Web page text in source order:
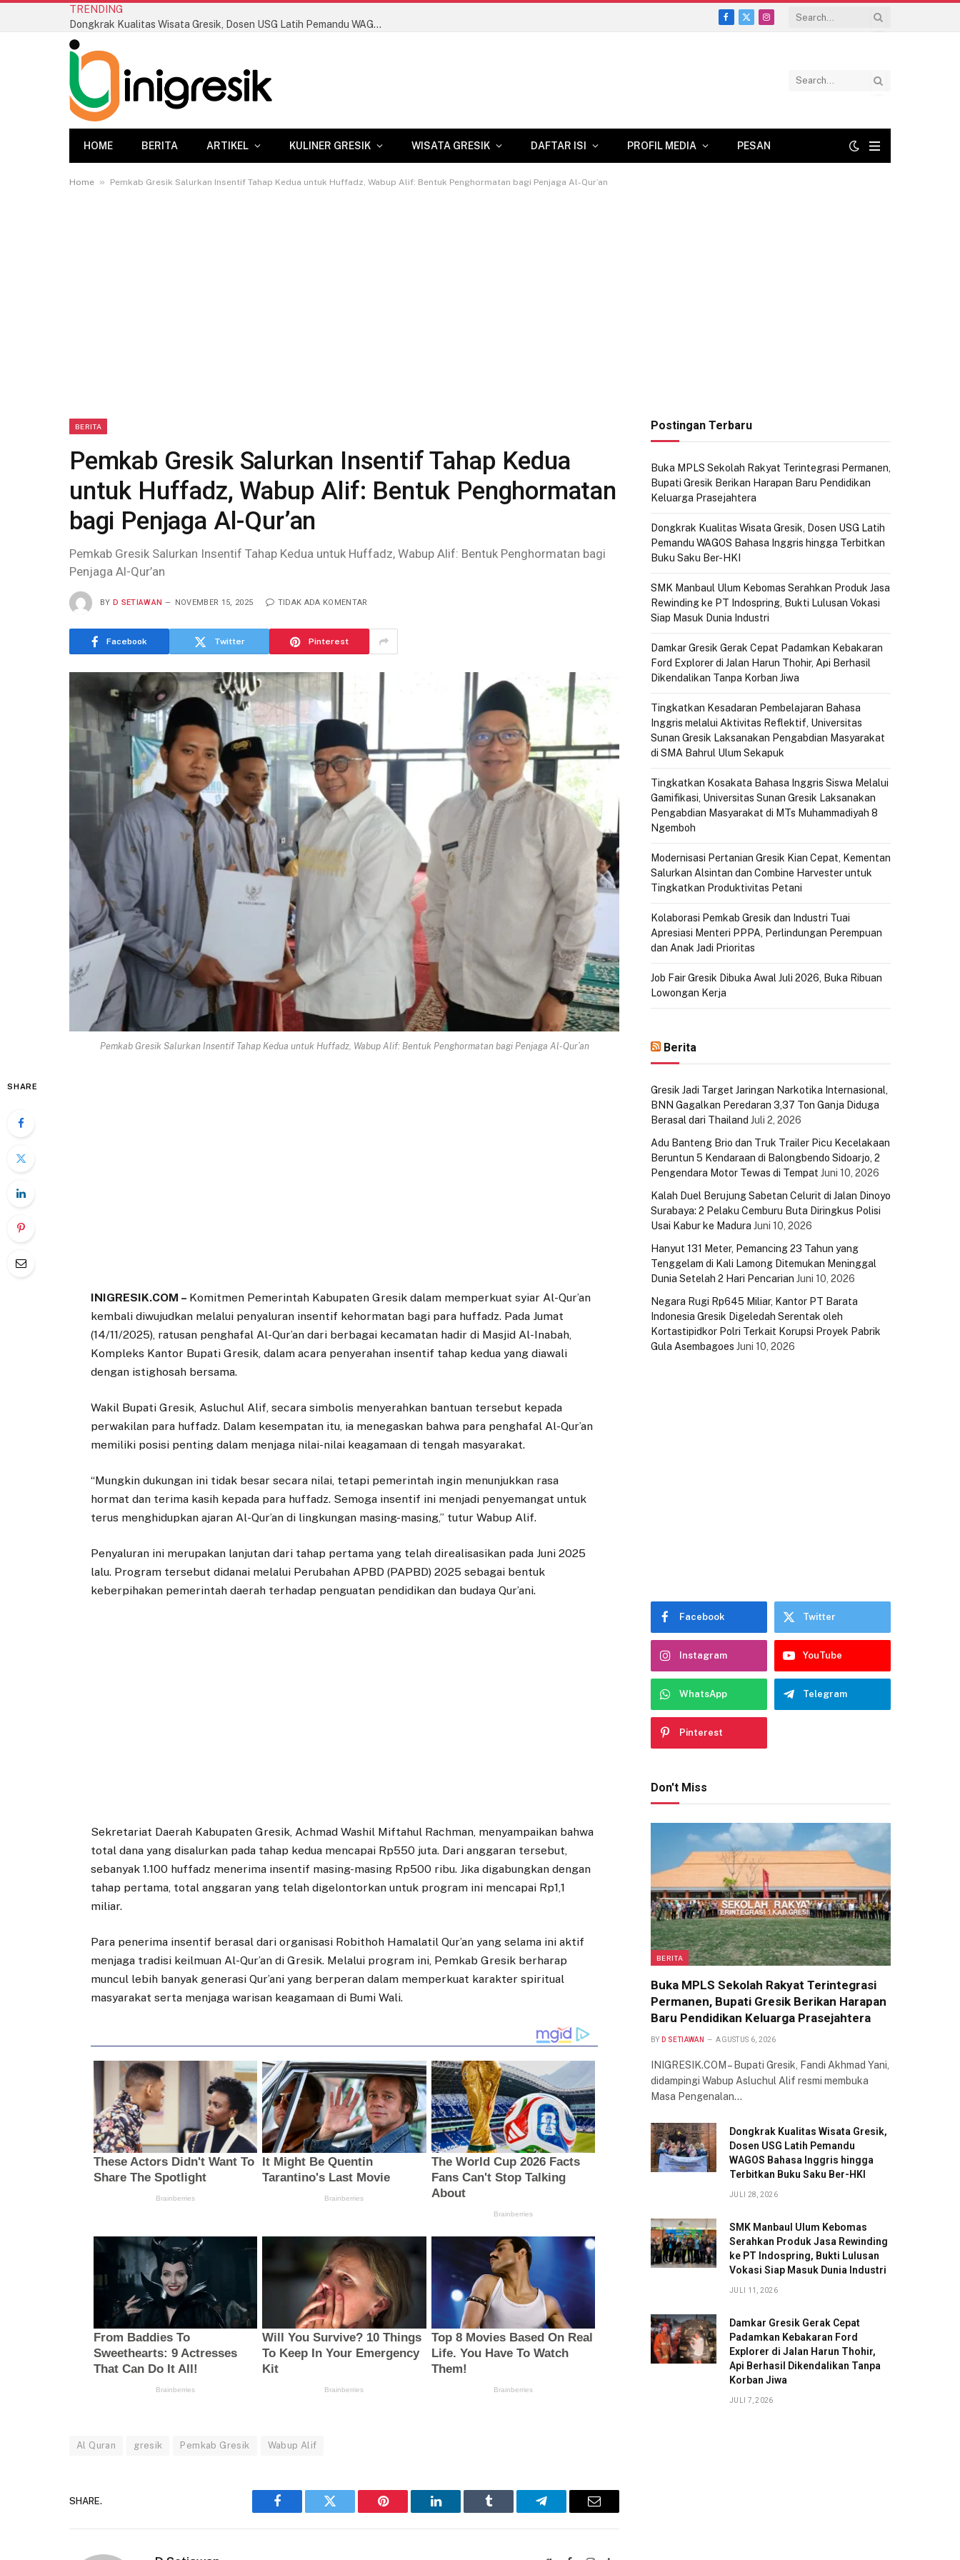
TRENDING
Dongkrak Kualitas Wisata Gresik, Dosen USG Latih Pemandu WAGOS Bahasa Inggris hingga Terbitkan Buku Saku Ber-HKI
Facebook
X
Instagram
HOME BERITA ARTIKEL KULINER GRESIK WISATA GRESIK DAFTAR ISI PROFIL MEDIA PESAN
Home » Pemkab Gresik Salurkan Insentif Tahap Kedua untuk Huffadz, Wabup Alif: Bentuk Penghormatan bagi Penjaga Al-Qur’an
BERITA
Pemkab Gresik Salurkan Insentif Tahap Kedua
untuk Huffadz, Wabup Alif: Bentuk Penghormatan
bagi Penjaga Al-Qur’an
Pemkab Gresik Salurkan Insentif Tahap Kedua untuk Huffadz, Wabup Alif: Bentuk Penghormatan bagi
Penjaga Al-Qur’an
BY D SETIAWAN NOVEMBER 15, 2025 TIDAK ADA KOMENTAR
Facebook Twitter Pinterest
Pemkab Gresik Salurkan Insentif Tahap Kedua untuk Huffadz, Wabup Alif: Bentuk Penghormatan bagi Penjaga Al-Qur’an
SHARE
INIGRESIK.COM – Komitmen Pemerintah Kabupaten Gresik dalam memperkuat syiar Al-Qur’an
kembali diwujudkan melalui penyaluran insentif kehormatan bagi para huffadz. Pada Jumat
(14/11/2025), ratusan penghafal Al-Qur’an dari berbagai kecamatan hadir di Masjid Al-Inabah,
Kompleks Kantor Bupati Gresik, dalam acara penyerahan insentif tahap kedua yang diawali
dengan istighosah bersama.
Wakil Bupati Gresik, Asluchul Alif, secara simbolis menyerahkan bantuan tersebut kepada
perwakilan para huffadz. Dalam kesempatan itu, ia menegaskan bahwa para penghafal Al-Qur’an
memiliki posisi penting dalam menjaga nilai-nilai keagamaan di tengah masyarakat.
“Mungkin dukungan ini tidak besar secara nilai, tetapi pemerintah ingin menunjukkan rasa
hormat dan terima kasih kepada para huffadz. Semoga insentif ini menjadi penyemangat untuk
terus menghidupkan ajaran Al-Qur’an di lingkungan masing-masing,” tutur Wabup Alif.
Penyaluran ini merupakan lanjutan dari tahap pertama yang telah direalisasikan pada Juni 2025
lalu. Program tersebut didanai melalui Perubahan APBD (PAPBD) 2025 sebagai bentuk
keberpihakan pemerintah daerah terhadap penguatan pendidikan dan budaya Qur’ani.
Sekretariat Daerah Kabupaten Gresik, Achmad Washil Miftahul Rachman, menyampaikan bahwa
total dana yang disalurkan pada tahap kedua mencapai Rp550 juta. Dari anggaran tersebut,
sebanyak 1.100 huffadz menerima insentif masing-masing Rp500 ribu. Jika digabungkan dengan
tahap pertama, total anggaran yang telah digelontorkan untuk program ini mencapai Rp1,1
miliar.
Para penerima insentif berasal dari organisasi Robithoh Hamalatil Qur’an yang selama ini aktif
menjaga tradisi keilmuan Al-Qur’an di Gresik. Melalui program ini, Pemkab Gresik berharap
muncul lebih banyak generasi Qur’ani yang berperan dalam memperkuat karakter spiritual
masyarakat serta menjaga warisan keagamaan di Bumi Wali.
Al Quran gresik Pemkab Gresik Wabup Alif
SHARE.
Facebook Twitter Pinterest LinkedIn Tumblr Telegram Email
Postingan Terbaru
Buka MPLS Sekolah Rakyat Terintegrasi Permanen,
Bupati Gresik Berikan Harapan Baru Pendidikan
Keluarga Prasejahtera
Dongkrak Kualitas Wisata Gresik, Dosen USG Latih
Pemandu WAGOS Bahasa Inggris hingga Terbitkan
Buku Saku Ber-HKI
SMK Manbaul Ulum Kebomas Serahkan Produk Jasa
Rewinding ke PT Indospring, Bukti Lulusan Vokasi
Siap Masuk Dunia Industri
Damkar Gresik Gerak Cepat Padamkan Kebakaran
Ford Explorer di Jalan Harun Thohir, Api Berhasil
Dikendalikan Tanpa Korban Jiwa
Tingkatkan Kesadaran Pembelajaran Bahasa
Inggris melalui Aktivitas Reflektif, Universitas
Sunan Gresik Laksanakan Pengabdian Masyarakat
di SMA Bahrul Ulum Sekapuk
Tingkatkan Kosakata Bahasa Inggris Siswa Melalui
Gamifikasi, Universitas Sunan Gresik Laksanakan
Pengabdian Masyarakat di MTs Muhammadiyah 8
Ngemboh
Modernisasi Pertanian Gresik Kian Cepat, Kementan
Salurkan Alsintan dan Combine Harvester untuk
Tingkatkan Produktivitas Petani
Kolaborasi Pemkab Gresik dan Industri Tuai
Apresiasi Menteri PPPA, Perlindungan Perempuan
dan Anak Jadi Prioritas
Job Fair Gresik Dibuka Awal Juli 2026, Buka Ribuan
Lowongan Kerja
Berita
Gresik Jadi Target Jaringan Narkotika Internasional,
BNN Gagalkan Peredaran 3,37 Ton Ganja Diduga
Berasal dari Thailand Juli 2, 2026
Adu Banteng Brio dan Truk Trailer Picu Kecelakaan
Beruntun 5 Kendaraan di Balongbendo Sidoarjo, 2
Pengendara Motor Tewas di Tempat Juni 10, 2026
Kalah Duel Berujung Sabetan Celurit di Jalan Dinoyo
Surabaya: 2 Pelaku Cemburu Buta Diringkus Polisi
Usai Kabur ke Madura Juni 10, 2026
Hanyut 131 Meter, Pemancing 23 Tahun yang
Tenggelam di Kali Lamong Ditemukan Meninggal
Dunia Setelah 2 Hari Pencarian Juni 10, 2026
Negara Rugi Rp645 Miliar, Kantor PT Barata
Indonesia Gresik Digeledah Serentak oleh
Kortastipidkor Polri Terkait Korupsi Proyek Pabrik
Gula Asembagoes Juni 10, 2026
Facebook Twitter
Instagram YouTube
WhatsApp Telegram
Pinterest
Don't Miss
BERITA
Buka MPLS Sekolah Rakyat Terintegrasi
Permanen, Bupati Gresik Berikan Harapan
Baru Pendidikan Keluarga Prasejahtera
BY D SETIAWAN AGUSTUS 6, 2026
INIGRESIK.COM – Bupati Gresik, Fandi Akhmad Yani,
didampingi Wabup Asluchul Alif resmi membuka
Masa Pengenalan…
Dongkrak Kualitas Wisata Gresik,
Dosen USG Latih Pemandu
WAGOS Bahasa Inggris hingga
Terbitkan Buku Saku Ber-HKI
JULI 28, 2026
SMK Manbaul Ulum Kebomas
Serahkan Produk Jasa Rewinding
ke PT Indospring, Bukti Lulusan
Vokasi Siap Masuk Dunia Industri
JULI 11, 2026
Damkar Gresik Gerak Cepat
Padamkan Kebakaran Ford
Explorer di Jalan Harun Thohir,
Api Berhasil Dikendalikan Tanpa
Korban Jiwa
JULI 7, 2026